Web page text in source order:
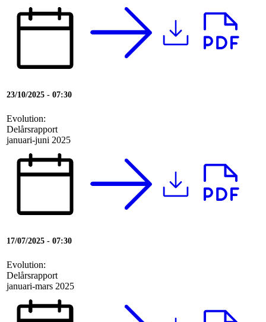
23/10/2025 - 07:30
Evolution:
Delårsrapport
januari-juni 2025
17/07/2025 - 07:30
Evolution:
Delårsrapport
januari-mars 2025